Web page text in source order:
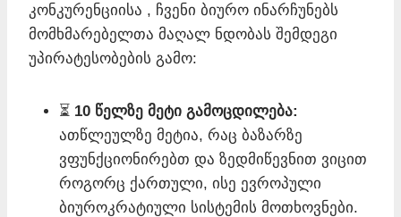
კონკურენციისა , ჩვენი ბიურო ინარჩუნებს
მომხმარებელთა მაღალ ნდობას შემდეგი
უპირატესობების გამო:
⏳ 10 წელზე მეტი გამოცდილება:
ათწლეულზე მეტია, რაც ბაზარზე
ვფუნქციონირებთ და ზედმიწევნით ვიცით
როგორც ქართული, ისე ევროპული
ბიუროკრატიული სისტემის მოთხოვნები.